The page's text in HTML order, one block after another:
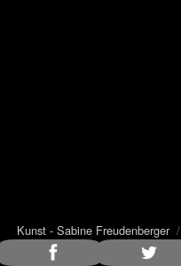
Kunst - Sabine Freudenberger/